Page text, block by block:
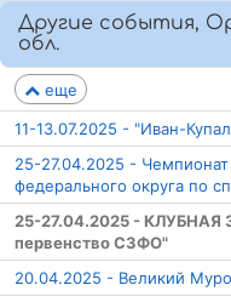
Другие события,
обл.
еще
11-13.07.2025 - "Иван-
25-27.04.2025 -
федерального округа по
25-27.04.2025 - КЛУБНАЯ
первенство СЗФО"
20.04.2025 - Великий